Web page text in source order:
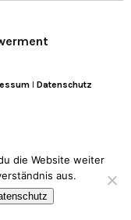
I Datenschutz
die Website weiter
aus.